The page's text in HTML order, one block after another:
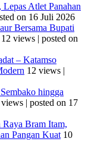
Atlet Panahan
on 16 Juli 2026
Bersama Bupati
12 views | posted on
– Katamso
12 views |
hingga
views | posted on 17
Raya Bram Itam,
Pangan Kuat 10